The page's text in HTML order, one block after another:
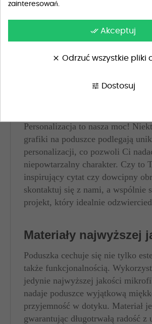
Przewidywana dostawaśroda 12.
Szczegóły produktu
Personalizacja to nasza moc!
grafiki na poduszce podlegają
personalizacji, co pozwoli Ci
niepowtarzalny charakter. Czy to
inspirujący cytat czy dowcipny
skontaktuj się z nami, a wspólnie
projekt, który idealnie
Materiały najwyższej
Poduszka cechuje się nie tylko
także funkcjonalnością.
jedynie najwyższej jakości
nadaje poduszce wyjątkową
przyjemność w dotyku. Materiał
gwarantując długotrwałą radość z
zainteresowań.
done_all Akceptuj
clear Odrzuć wszystkie pliki
tune Dostosuj